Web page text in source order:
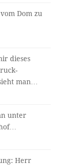
Dom zu
dieses
man…
unter
Herr